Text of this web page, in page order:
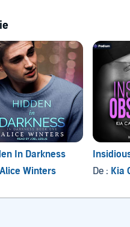
In Darkness
Alice Winters
De : Kia